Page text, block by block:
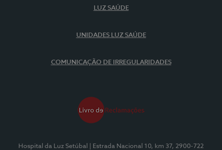
LUZ SAÚDE
UNIDADES LUZ SAÚDE
COMUNICAÇÃO DE IRREGULARIDADES
Hospital da Luz Setúbal
| Estrada Nacional 10, km 37, 2900-722